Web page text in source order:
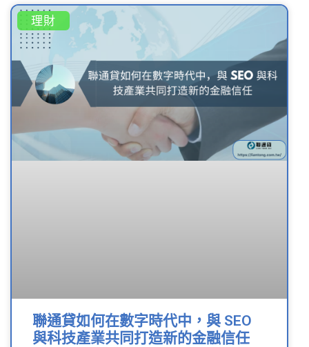
理財
聯通貸如何在數字時代中，與 SEO
與科技產業共同打造新的金融信任